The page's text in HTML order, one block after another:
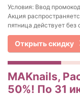
Условия: Ввод
Акция
пятница действует
Открыть скидку
MAKnails,
50%! По 31